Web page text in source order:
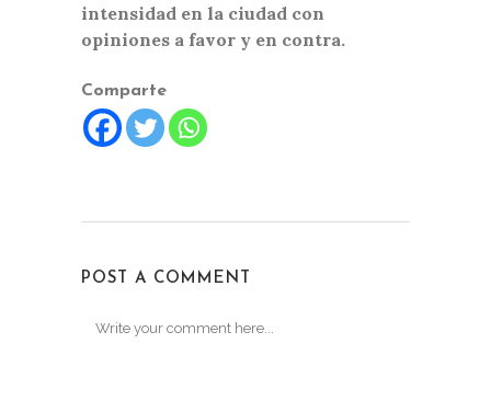
intensidad en la ciudad con
opiniones a favor y en contra.
Comparte
POST A COMMENT